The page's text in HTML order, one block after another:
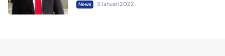
News 3 Januari 2022